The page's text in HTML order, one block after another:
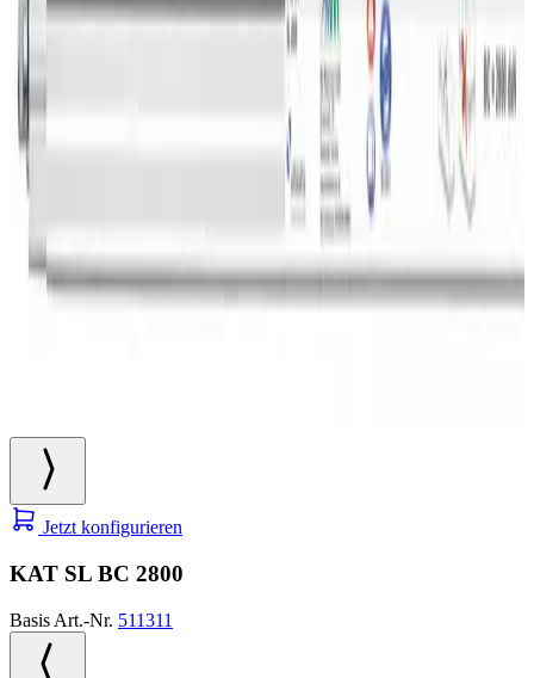
Jetzt konfigurieren
KAT SL BC 2800
Basis Art.-Nr. 511311